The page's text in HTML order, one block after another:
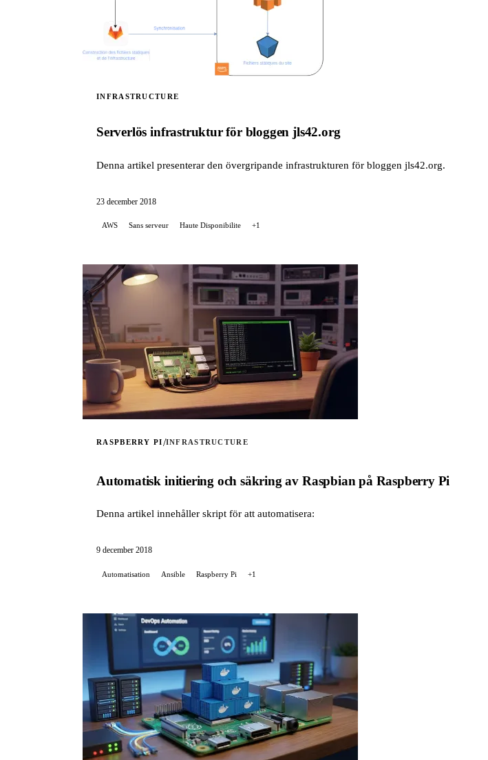
INFRASTRUCTURE
Serverlös infrastruktur för bloggen jls42.org
Denna artikel presenterar den övergripande infrastrukturen för bloggen jls42.org.
23 december 2018
AWS Sans serveur Haute Disponibilite +1
RASPBERRY PI/INFRASTRUCTURE
Automatisk initiering och säkring av Raspbian på Raspberry Pi
Denna artikel innehåller skript för att automatisera:
9 december 2018
Automatisation Ansible Raspberry Pi +1